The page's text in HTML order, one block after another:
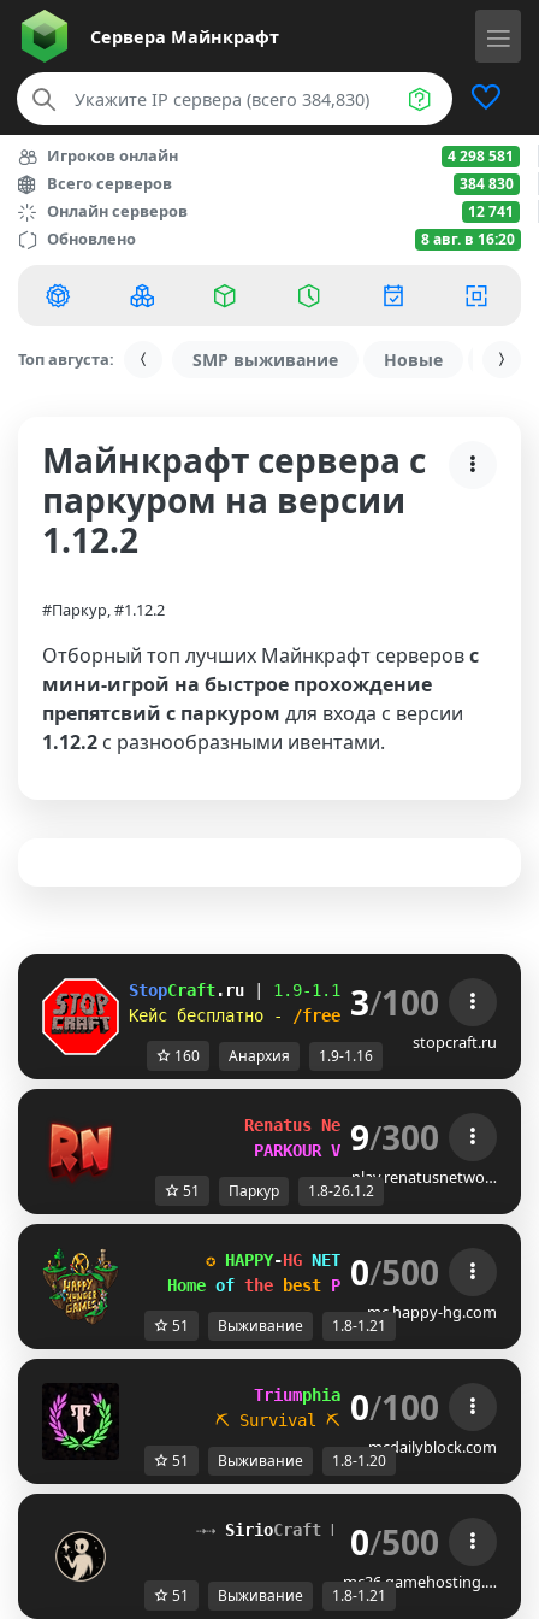
Сервера Майнкрафт
Игроков онлайн 4 298 581
Всего серверов 384 830
Онлайн серверов 12 741
Обновлено 8 авг. в 16:20
Топ августа: SMP выживание Новые С
Майнкрафт сервера с
паркуром на версии
1.12.2
#Паркур, #1.12.2
Отборный топ лучших Майнкрафт серверовс
мини-игрой на быстрое прохождение
препятсвий с паркуром для входа с версии
1.12.2 с разнообразными ивентами.
StopCraft.ru 1.9-1.16 | Справедливый
Кейс бесплатно -
/freecase | Паркур,
3/100
stopcraft.ru
160 Анархия 1.9-1.16
Renatus Network 1.8-26.1.2
PARKOUR V3 OUT NOW
9/300
play.renatusnetwo…
51 Паркур 1.8-26.1.2
✪ HAPPY-HG NETWORK ✪ [1.8-1.21
Home of the best Parkours ✚ Survival!
0/500
mc.happy-hg.com
51 Выживание 1.8-1.21
Triumphia
[1.8 / 1.20.x]
⛏ Survival
⛏ ☁ Parkour
0/100
mcdailyblock.com
51 Выживание 1.8-1.20
⇢⇢ SirioCraft Network [1.8–1.21+]
0/500
mc36.gamehosting.…
51 Выживание 1.8-1.21